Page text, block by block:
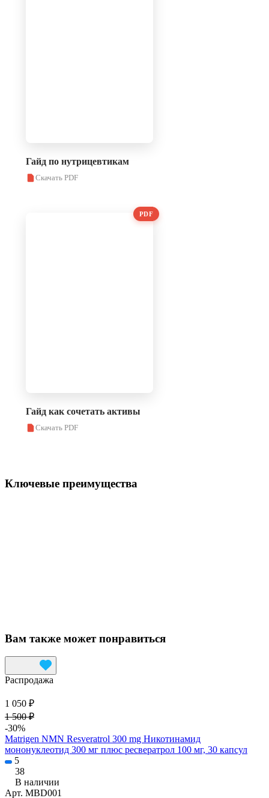
Гайд по нутрицевтикам
Скачать PDF
PDF
Гайд как сочетать активы
Скачать PDF
Ключевые преимущества
Вам также может понравиться
Распродажа
1 050 ₽
1 500 ₽
-30%
Matrigen NMN Resveratrol 300 mg Никотинамид
мононуклеотид 300 мг плюс ресвератрол 100 мг, 30 капсул
5
38
В наличии
Арт. MBD001